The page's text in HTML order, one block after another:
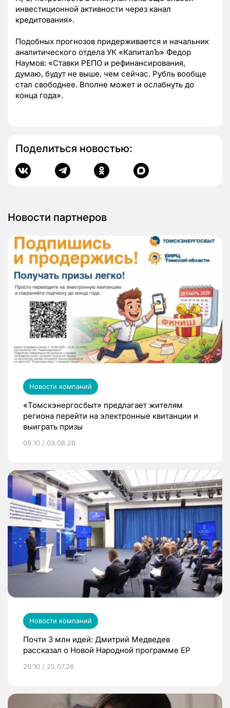
инвестиционной активности через канал
кредитования».
Подобных прогнозов придерживается и начальник
аналитического отдела УК «КапиталЪ» Федор
Наумов: «Ставки РЕПО и рефинансирования,
думаю, будут не выше, чем сейчас. Рубль вообще
стал свободнее. Вполне может и ослабнуть до
конца года».
Поделиться новостью:
Новости партнеров
Новости компаний
«Томскэнергосбыт» предлагает жителям
региона перейти на электронные квитанции и
выиграть призы
09:10 / 03.08.26
Новости компаний
Почти 3 млн идей: Дмитрий Медведев
рассказал о Новой Народной программе ЕР
20:10 / 25.07.26